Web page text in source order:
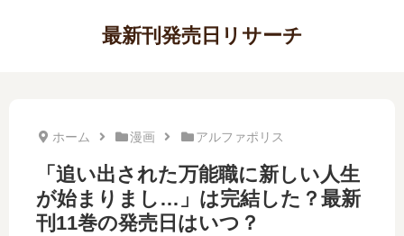
最新刊発売日リサーチ
ホーム 漫画 アルファポリス
「追い出された万能職に新しい人生
が始まりまし…」は完結した？最新
刊11巻の発売日はいつ？